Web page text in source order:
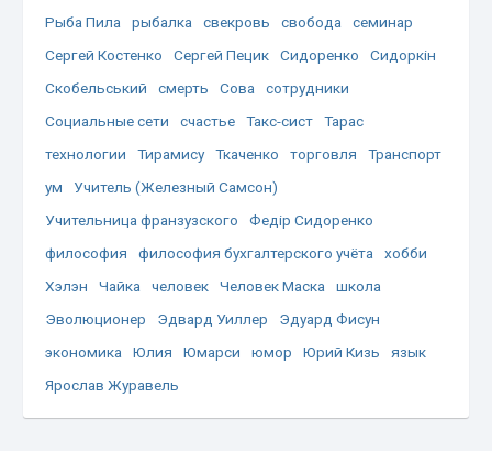
Рыба Пила
рыбалка свекровь свобода
семинар
Сергей Костенко
Сергей Пецик Сидоренко
Сидоркін
Скобельський
смерть Сова
сотрудники
Социальные сети
счастье Такс-сист
Тарас
технологии
Тирамису Ткаченко торговля
Транспорт
ум
Учитель (Железный Самсон)
Учительница франзузского
Федір Сидоренко
философия
философия бухгалтерского учёта
хобби
Хэлэн
Чайка человек Человек Маска
школа
Эволюционер
Эдвард Уиллер
Эдуард Фисун
экономика
Юлия Юмарси юмор Юрий Кизь
язык
Ярослав Журавель